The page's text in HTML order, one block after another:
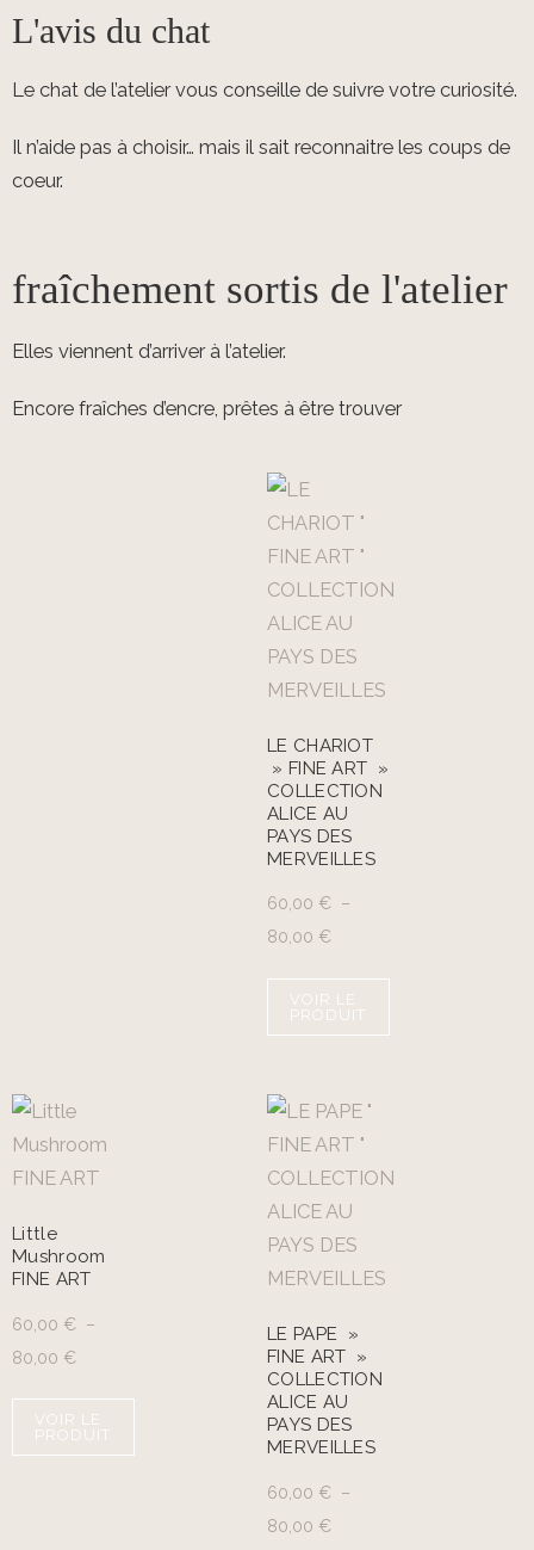
L'avis du chat
Le chat de l’atelier vous conseille de suivre votre curiosité.
Il n’aide pas à choisir… mais il sait reconnaitre les coups de
coeur.
fraîchement sortis de l'atelier
Elles viennent d’arriver à l’atelier.
Encore fraîches d’encre, prêtes à être trouver
LE CHARIOT
» FINE ART »
COLLECTION
ALICE AU
PAYS DES
MERVEILLES
60,00 € –
80,00 €
VOIR LE
PRODUIT
Little
Mushroom
FINE ART
60,00 € –
80,00 €
VOIR LE
PRODUIT
LE PAPE »
FINE ART »
COLLECTION
ALICE AU
PAYS DES
MERVEILLES
60,00 € –
80,00 €